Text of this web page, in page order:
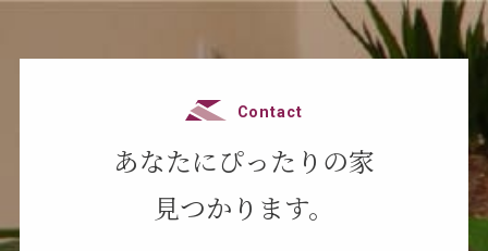
Contact
あなたにぴったりの家
見つかります。